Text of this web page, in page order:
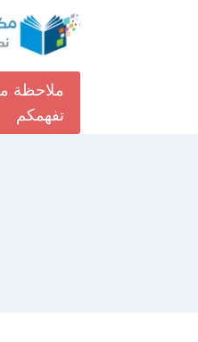
ملاحظة
تفهمكم